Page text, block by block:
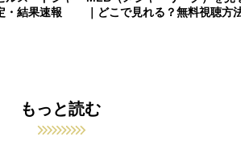
・結果速報
｜どこで見れる？無料視聴方
もっと読む